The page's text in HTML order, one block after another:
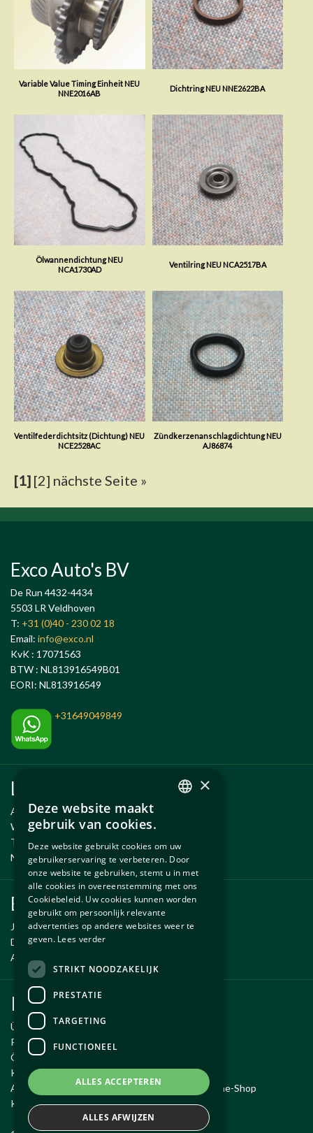
Variable Value Timing Einheit NEU
NNE2016AB
Dichtring NEU NNE2622BA
Ölwannendichtung NEU
NCA1730AD
Ventilring NEU NCA2517BA
Ventilfederdichtsitz (Dichtung) NEU
NCE2528AC
Zündkerzenanschlagdichtung NEU
AJ86874
[1] [2] nächste Seite »
Exco Auto's BV
De Run 4432-4434
5503 LR Veldhoven
T: +31 (0)40 - 230 02 18
Email: info@exco.nl
KvK : 17071563
BTW : NL813916549B01
EORI: NL813916549
+31649049849
Links
Anlässe
Wartung und Reparatur
Temporäre Fahrzeug
Neue und gebrauchte erzsatzteile
Ersatzteile
Jaguar ersatzteile
Daimler ersatzteile
Aston Martin ersatzteile
Kundendienst
Über Autobetrieb Exco
Reiseroute
Öffnungszeiten
Kontakt
Allgemeine Geschäftsbedingungen für den Online-Shop
Kauf widerrufen
×
Deze website maakt
gebruik van cookies.
Deze website gebruikt cookies om uw
gebruikerservaring te verbeteren. Door
onze website te gebruiken, stemt u in met
alle cookies in overeenstemming met ons
Cookiebeleid. Uw cookies kunnen worden
gebruikt om persoonlijk relevante
advertenties op andere websites weer te
geven. Lees verder
STRIKT NOODZAKELIJK
PRESTATIE
TARGETING
FUNCTIONEEL
ALLES ACCEPTEREN
ALLES AFWIJZEN